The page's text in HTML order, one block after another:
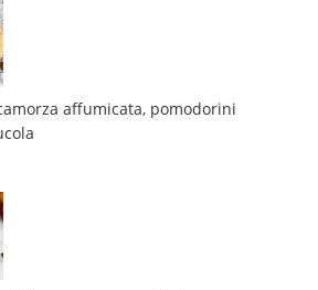
affumicata, pomodorini